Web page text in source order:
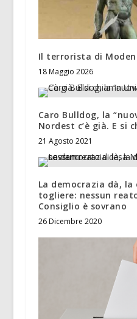
Il terrorista di
18 Maggio 2026
Caro Bulldog, la
Nordest c’è già. E si
21 Agosto 2021
La democrazia dà,
togliere: nessun
Consiglio è sovrano
26 Dicembre 2020